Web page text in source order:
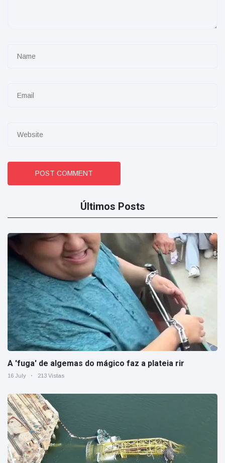
POST COMMENT
Últimos Posts
A 'fuga' de algemas do mágico faz a plateia rir
16 July 213 Vistas